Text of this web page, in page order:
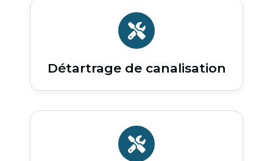
Détartrage de canalisation